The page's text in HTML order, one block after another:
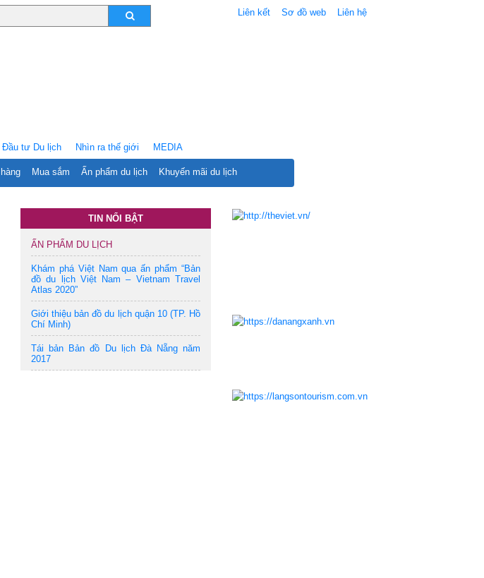
Liên kết Sơ đồ web Liên hệ
Mua sắm Ấn phẩm du lịch Khuyến mãi du lịch
Ðầu tư Du lịch Nhìn ra thế giới MEDIA
TIN NỔI BẬT
ẤN PHẨM DU LỊCH
Khám phá Việt Nam qua ấn phẩm “Bản
đồ du lịch Việt Nam – Vietnam Travel
Atlas 2020”
Giới thiệu bản đồ du lịch quận 10 (TP. Hồ
Chí Minh)
Tái bản Bản đồ Du lịch Đà Nẵng năm
2017